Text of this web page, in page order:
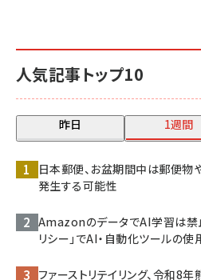
人気記事トップ10
昨日 1週間
日本郵便、お盆期間中は郵便物
発生する可能性
AmazonのデータでAI学習は禁
リシー」でAI・自動化ツールの
ファーストリテイリング、令和8